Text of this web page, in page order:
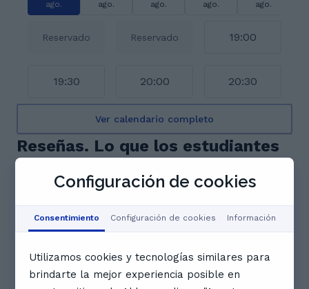
ago. ago. ago. ago. ago.
Reservado Reservado 19:00
19:30 20:00 20:30
Ver calendario completo
Reseñas. Lo que los estudiantes
5 reseñas
Resumen de los comentarios
Paula es una tutora excepcional con un gran
Configuración de cookies
Consentimiento Configuración de cookies Información
Utilizamos cookies y tecnologías similares para
brindarte la mejor experiencia posible en